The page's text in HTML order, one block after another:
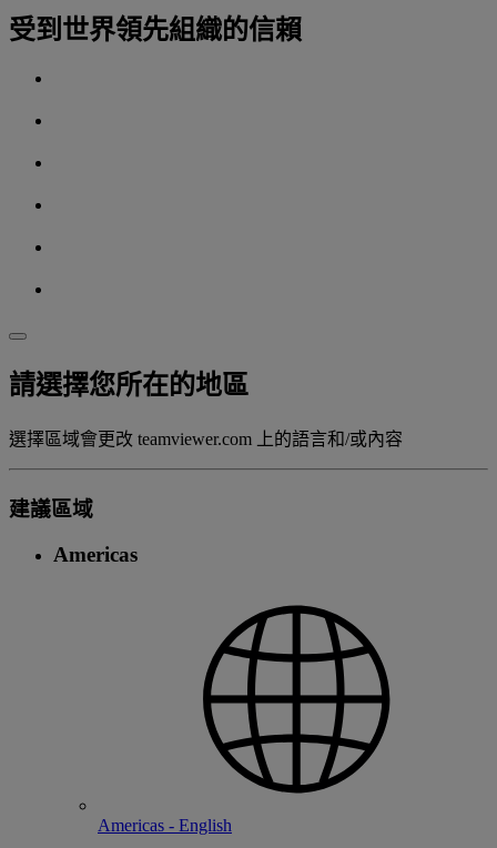
受到世界領先組織的信賴
請選擇您所在的地區
選擇區域會更改 teamviewer.com 上的語言和/或內容
建議區域
Americas
Americas - English